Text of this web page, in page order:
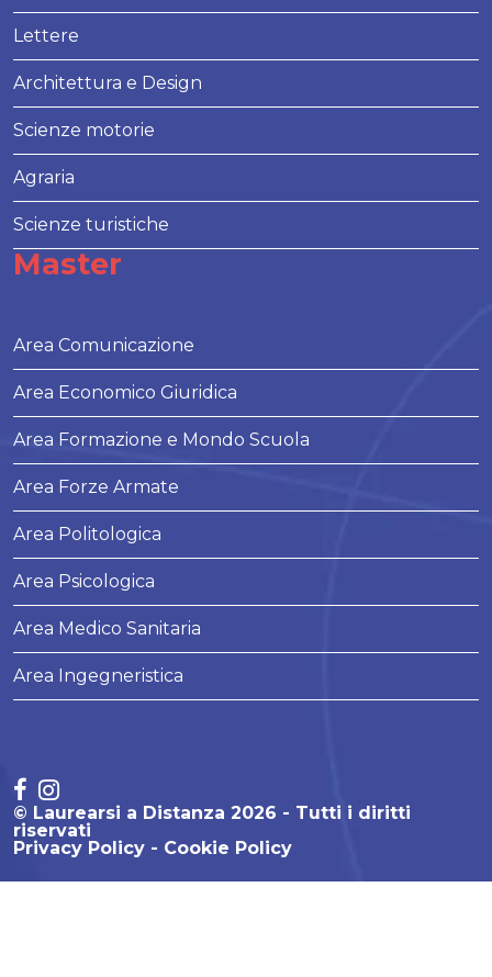
Lettere
Architettura e Design
Scienze motorie
Agraria
Scienze turistiche
Master
Area Comunicazione
Area Economico Giuridica
Area Formazione e Mondo Scuola
Area Forze Armate
Area Politologica
Area Psicologica
Area Medico Sanitaria
Area Ingegneristica
© Laurearsi a Distanza 2026 - Tutti i diritti
riservati
Privacy Policy
Cookie Policy